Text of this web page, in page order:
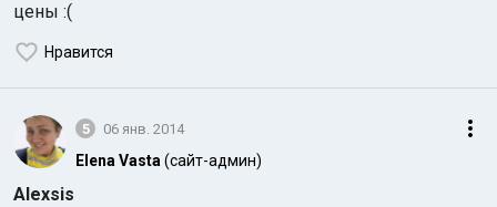
цены :(
Нравится
5 06 янв. 2014
Elena Vasta (сайт-админ)
Alexsis